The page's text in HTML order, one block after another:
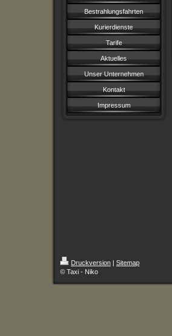
Bestrahlungsfahrten
Kurierdienste
Tarife
Aktuelles
Unser Unternehmen
Kontakt
Impressum
Druckversion | Sitemap
© Taxi - Niko